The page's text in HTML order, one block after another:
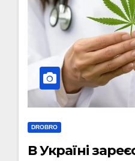
DROBRO
В Україні